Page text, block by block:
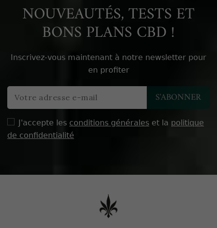
NOUVEAUTÉS, TESTS ET
BONS PLANS CBD !
Inscrivez-vous maintenant à notre newsletter pour
en profiter
J'accepte les conditions générales et la politique
de confidentialité